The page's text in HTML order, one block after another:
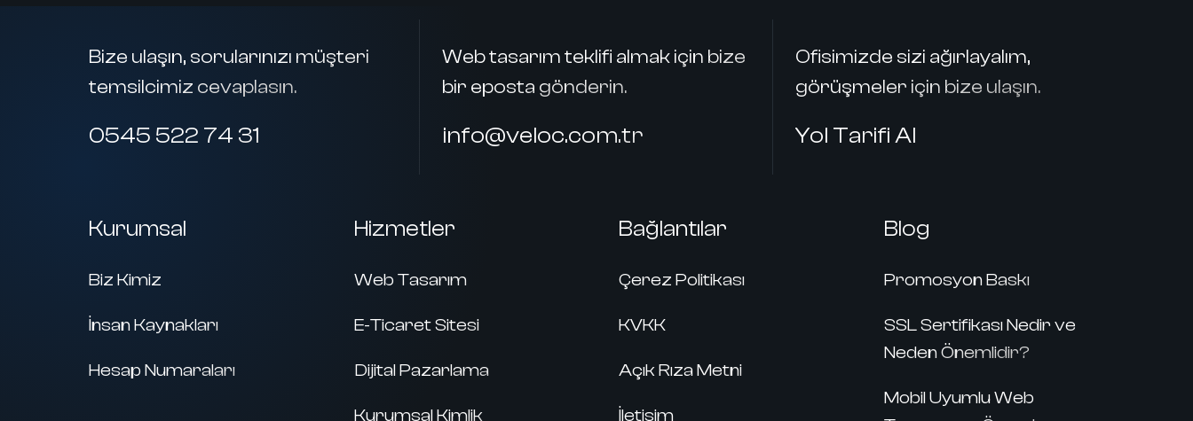
Bize ulaşın, sorularınızı müşteri
temsilcimiz cevaplasın.
0545 522 74 31
Web tasarım teklifi almak için bize
bir eposta gönderin.
info@veloc.com.tr
Ofisimizde sizi ağırlayalım,
görüşmeler için bize ulaşın.
Yol Tarifi Al
Kurumsal
Biz Kimiz
İnsan Kaynakları
Hesap Numaraları
Hizmetler
Web Tasarım
E-Ticaret Sitesi
Dijital Pazarlama
Kurumsal Kimlik
Bağlantılar
Çerez Politikası
KVKK
Açık Rıza Metni
İletişim
Blog
Promosyon Baskı
SSL Sertifikası Nedir ve
Neden Önemlidir?
Mobil Uyumlu Web